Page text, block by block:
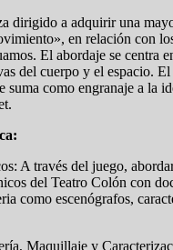
dirigido a adquirir una
en relación con
El abordaje se centra
del cuerpo y el espacio.
suma como engranaje a la
A través del juego,
del Teatro Colón con
como escenógrafos,
Maquillaje y